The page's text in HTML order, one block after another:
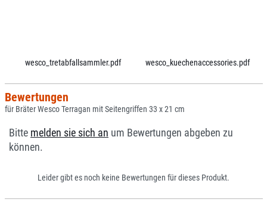
wesco_tretabfallsammler.pdf wesco_kuechenaccessories.pdf
Bewertungen
für Bräter Wesco Terragan mit Seitengriffen 33 x 21 cm
Bitte melden sie sich an um Bewertungen abgeben zu
können.
Leider gibt es noch keine Bewertungen für dieses Produkt.